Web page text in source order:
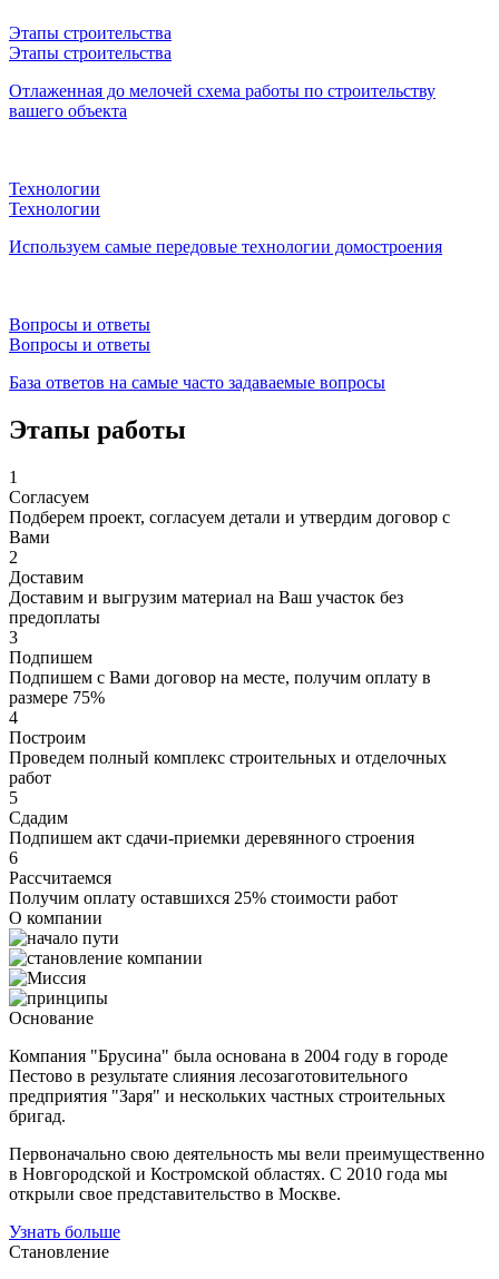
Этапы строительства
Этапы строительства
Отлаженная до мелочей схема работы по строительству
вашего объекта
Технологии
Технологии
Используем самые передовые технологии домостроения
Вопросы и ответы
Вопросы и ответы
База ответов на самые часто задаваемые вопросы
Этапы работы
1
Согласуем
Подберем проект, согласуем детали и утвердим договор с
Вами
2
Доставим
Доставим и выгрузим материал на Ваш участок без
предоплаты
3
Подпишем
Подпишем с Вами договор на месте, получим оплату в
размере 75%
4
Построим
Проведем полный комплекс строительных и отделочных
работ
5
Сдадим
Подпишем акт сдачи-приемки деревянного строения
6
Рассчитаемся
Получим оплату оставшихся 25% стоимости работ
О компании
Основание
Компания "Брусина" была основана в 2004 году в городе
Пестово в результате слияния лесозаготовительного
предприятия "Заря" и нескольких частных строительных
бригад.
Первоначально свою деятельность мы вели преимущественно
в Новгородской и Костромской областях. С 2010 года мы
открыли свое представительство в Москве.
Узнать больше
Становление